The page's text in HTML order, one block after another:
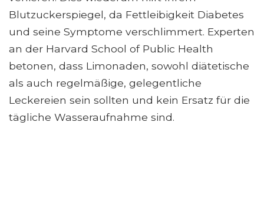
Blutzuckerspiegel, da Fettleibigkeit Diabetes
und seine Symptome verschlimmert. Experten
an der Harvard School of Public Health
betonen, dass Limonaden, sowohl diätetische
als auch regelmäßige, gelegentliche
Leckereien sein sollten und kein Ersatz für die
tägliche Wasseraufnahme sind.